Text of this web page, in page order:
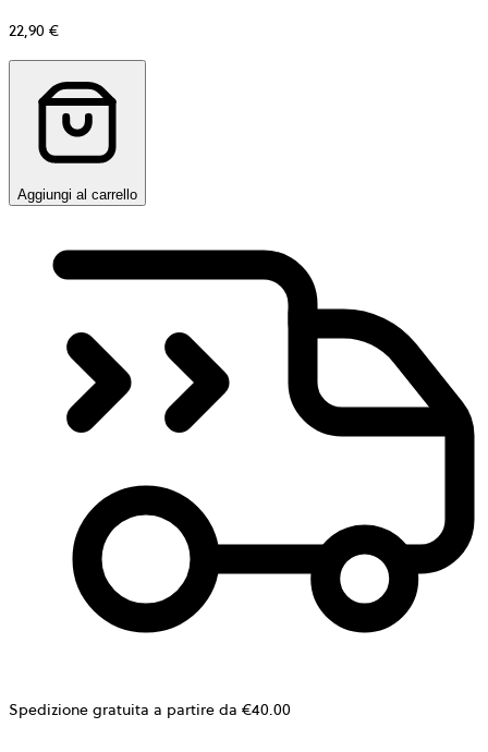
22,90 €
Aggiungi al carrello
Spedizione gratuita a partire da €40.00